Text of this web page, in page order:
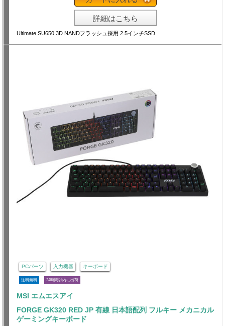
詳細はこちら
Ultimate SU650 3D NANDフラッシュ採用 2.5インチSSD
PCパーツ 入力機器 キーボード
送料無料 24時間以内に出荷
MSI エムエスアイ
FORGE GK320 RED JP 有線 日本語配列 フルキー メカニカル
ゲーミングキーボード